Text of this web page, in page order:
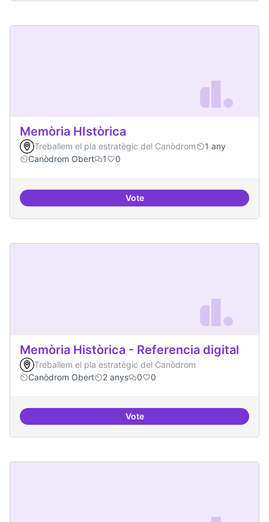
Memòria HIstòrica
Treballem el pla estratègic del Canòdrom
1 any
Canòdrom Obert
1 0
VoteMemòria HIstòrica
Memòria Històrica - Referencia digital
Treballem el pla estratègic del Canòdrom
Canòdrom Obert
2 anys 0 0
VoteMemòria Històrica - Referencia